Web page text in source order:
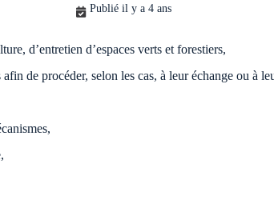
Publié il y a 4 ans
d’entretien d’espaces verts et forestiers,
de procéder, selon les cas, à leur échange ou à